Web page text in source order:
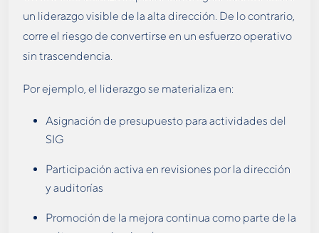
un liderazgo visible de la alta dirección. De lo contrario,
corre el riesgo de convertirse en un esfuerzo operativo
sin trascendencia.
Por ejemplo, el liderazgo se materializa en:
Asignación de presupuesto para actividades del
SIG
Participación activa en revisiones por la dirección
y auditorías
Promoción de la mejora continua como parte de la